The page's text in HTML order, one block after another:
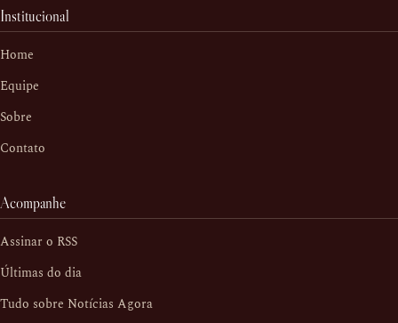
Institucional
Home
Equipe
Sobre
Contato
Acompanhe
Assinar o RSS
Últimas do dia
Tudo sobre Notícias Agora